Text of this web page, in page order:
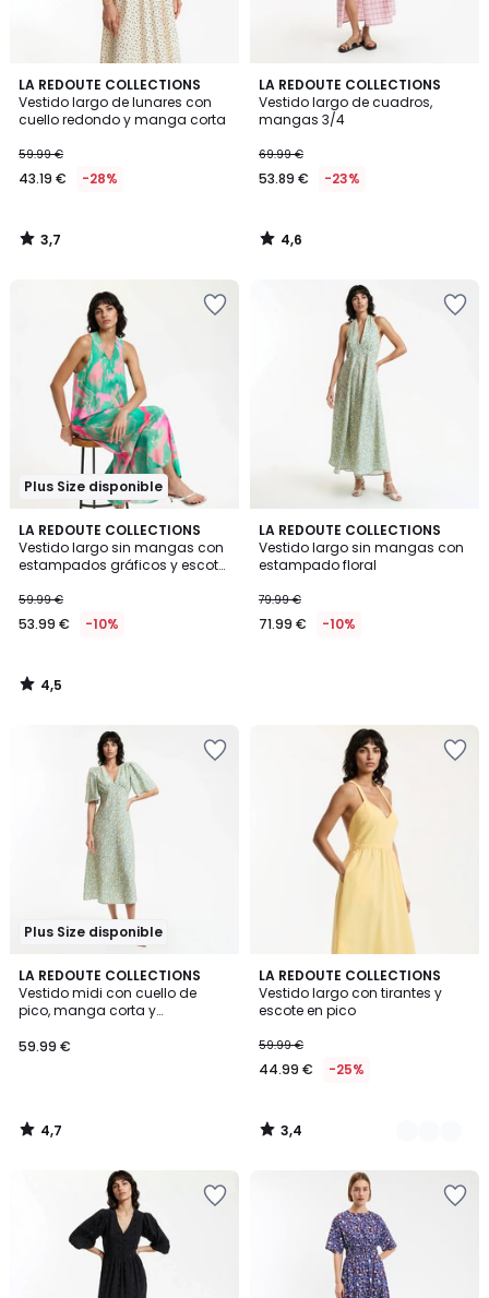
LA REDOUTE COLLECTIONS
Vestido largo de lunares con
cuello redondo y manga corta
59.99 €
43.19 € -28%
3,7
/ 5
3,7
/
LA REDOUTE COLLECTIONS
Vestido largo de cuadros,
mangas 3/4
69.99 €
53.89 € -23%
4,6
/ 5
4,6
/
Plus Size disponible
LA REDOUTE COLLECTIONS
Vestido largo sin mangas con
estampados gráficos y escote
59.99 €
53.99 € -10%
4,5
/ 5
4,5
/
LA REDOUTE COLLECTIONS
Vestido largo sin mangas con
estampado floral
79.99 €
71.99 € -10%
Plus Size disponible
LA REDOUTE COLLECTIONS
Vestido midi con cuello de
pico, manga corta y
59.99 €
4,7
/ 5
4,7
/
LA REDOUTE COLLECTIONS
Vestido largo con tirantes y
escote en pico
59.99 €
44.99 € -25%
3,4
/ 5
2
Colores
3,4
/